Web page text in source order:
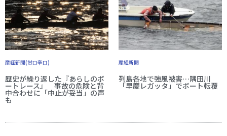
産経新聞(甘口辛口)
歴史が繰り返した『あらしのボ
ートレース』 事故の危険と背
中合わせに「中止が妥当」の声
も
産経新聞
列島各地で強風被害…隅田川
「早慶レガッタ」でボート転覆